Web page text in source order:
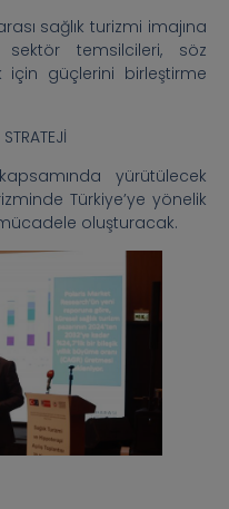
sağlık turizmi imajına
temsilcileri, söz
için güçlerini birleştirme
yürütülecek
Türkiye’ye yönelik
oluşturacak.